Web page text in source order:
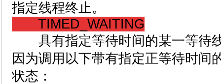
指定线程终止。
TIMED_WAITING
具有指定等待时间的某一等待
因为调用以下带有指定正等待时间
状态：